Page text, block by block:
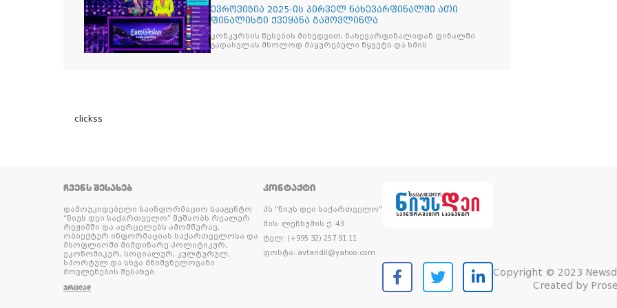
ევროვიზია 2025-ის პირველ ნახევარფინალში ათი
ფინალისტი ქვეყანა გამოვლინდა
კონკურსის წესების მიხედვით, ნახევარფინალიდან ფინალში
გადასვლას მხოლოდ მაყურებელი წყვეტს და ხმის
clickss
ᲩᲕᲔᲜᲡ ᲨᲔᲡᲐᲮᲔᲑ
დამოუკიდებელი საინფორმაციო სააგენტო
“ნიუს დეი საქართველო” მუშაობს რეალურ
რეჟიმში და ავრცელებს ამომწურავ,
ობიექტურ ინფორმაციას საქართველოსა და
მსოფლიოში მიმდინარე პოლიტიკურ,
ეკონომიკურ, სოციალურ, კულტურულ,
სპორტულ და სხვა მნიშვნელოვანი
მოვლენების შესახებ.
ᲕᲠᲪᲚᲐᲓ
ᲙᲝᲜᲢᲐᲥᲢᲘ
პს "ნიუს დეი საქართველო"
მის: ლეჩხუმის ქ. 43
ტელ: (+995 32) 257 91 11
ფოსტა: avtandil@yahoo.com
Copyright © 2023
Created by